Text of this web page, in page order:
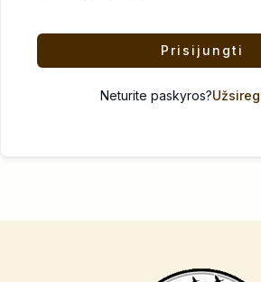
Prisijungti
Neturite paskyros?